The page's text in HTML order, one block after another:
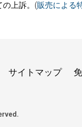
の上訴。(販売による
サイトマップ